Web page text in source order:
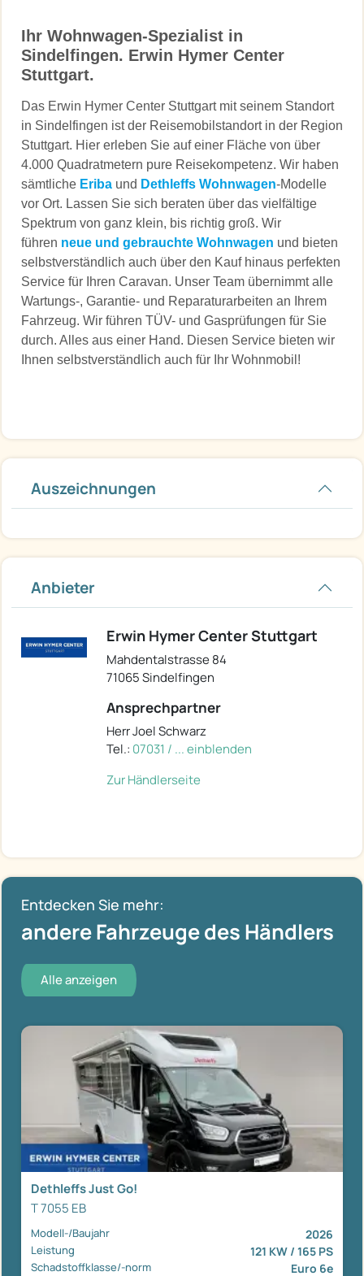
Ihr Wohnwagen-Spezialist in
Sindelfingen. Erwin Hymer Center
Stuttgart.
Das Erwin Hymer Center Stuttgart mit seinem Standort
in Sindelfingen ist der Reisemobilstandort in der Region
Stuttgart. Hier erleben Sie auf einer Fläche von über
4.000 Quadratmetern pure Reisekompetenz. Wir haben
sämtliche Eriba und Dethleffs Wohnwagen-Modelle
vor Ort. Lassen Sie sich beraten über das vielfältige
Spektrum von ganz klein, bis richtig groß. Wir
führen neue und gebrauchte Wohnwagen und bieten
selbstverständlich auch über den Kauf hinaus perfekten
Service für Ihren Caravan. Unser Team übernimmt alle
Wartungs-, Garantie- und Reparaturarbeiten an Ihrem
Fahrzeug. Wir führen TÜV- und Gasprüfungen für Sie
durch. Alles aus einer Hand. Diesen Service bieten wir
Ihnen selbstverständlich auch für Ihr Wohnmobil!
Auszeichnungen
Anbieter
Erwin Hymer Center Stuttgart
Mahdentalstrasse 84
71065 Sindelfingen
Ansprechpartner
Herr Joel Schwarz
Tel.: 07031 / ... einblenden
Zur Händlerseite
Entdecken Sie mehr:
andere Fahrzeuge des Händlers
Alle anzeigen
Dethleffs Just Go!
T 7055 EB
Modell-/Baujahr 2026
Leistung 121 KW / 165 PS
Schadstoffklasse/-norm Euro 6e